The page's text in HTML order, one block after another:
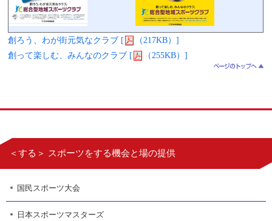
創ろう、わが街元気なクラブ [
（217KB）]
創って楽しむ、みんなのクラブ [
（255KB）]
＜する＞ スポーツをする機会と場の提供
国民スポーツ大会
日本スポーツマスターズ